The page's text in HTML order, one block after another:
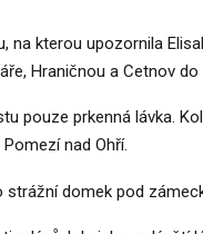
na kterou upozornila
Hraničnou a Cetnov do
pouze prkenná lávka.
nad Ohří.
domek pod